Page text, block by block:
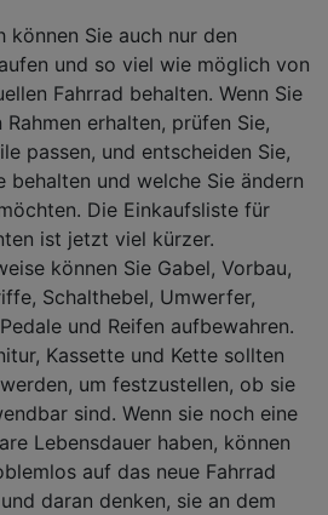
können Sie auch nur den
und so viel wie möglich von
Fahrrad behalten. Wenn Sie
Rahmen erhalten, prüfen Sie,
passen, und entscheiden Sie,
behalten und welche Sie ändern
Die Einkaufsliste für
ist jetzt viel kürzer.
können Sie Gabel, Vorbau,
Schalthebel, Umwerfer,
und Reifen aufbewahren.
Kassette und Kette sollten
um festzustellen, ob sie
sind. Wenn sie noch eine
Lebensdauer haben, können
auf das neue Fahrrad
daran denken, sie an dem